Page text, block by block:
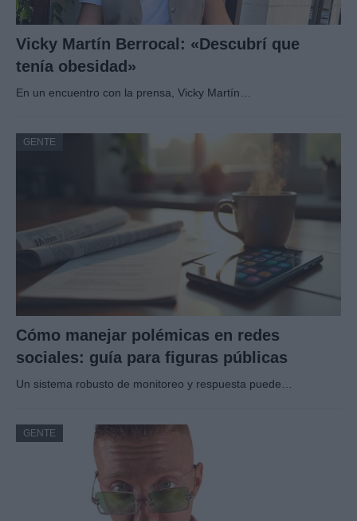
Vicky Martín Berrocal: «Descubrí que
tenía obesidad»
En un encuentro con la prensa, Vicky Martín…
GENTE
Cómo manejar polémicas en redes
sociales: guía para figuras públicas
Un sistema robusto de monitoreo y respuesta puede…
GENTE